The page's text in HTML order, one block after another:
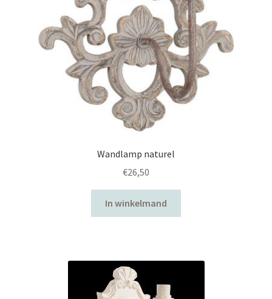
Wandlamp naturel
€26,50
In winkelmand